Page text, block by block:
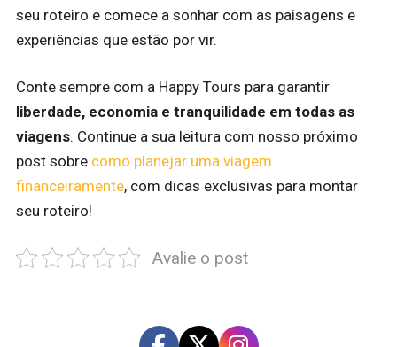
seu roteiro e comece a sonhar com as paisagens e
experiências que estão por vir.
Conte sempre com a Happy Tours para garantir
liberdade, economia e tranquilidade em todas as
viagens. Continue a sua leitura com nosso próximo
post sobre como planejar uma viagem
financeiramente, com dicas exclusivas para montar
seu roteiro!
Avalie o post